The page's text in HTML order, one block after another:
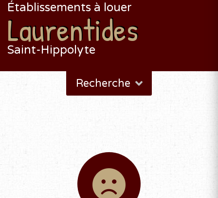
Établissements à louer
Laurentides
Saint-Hippolyte
Recherche